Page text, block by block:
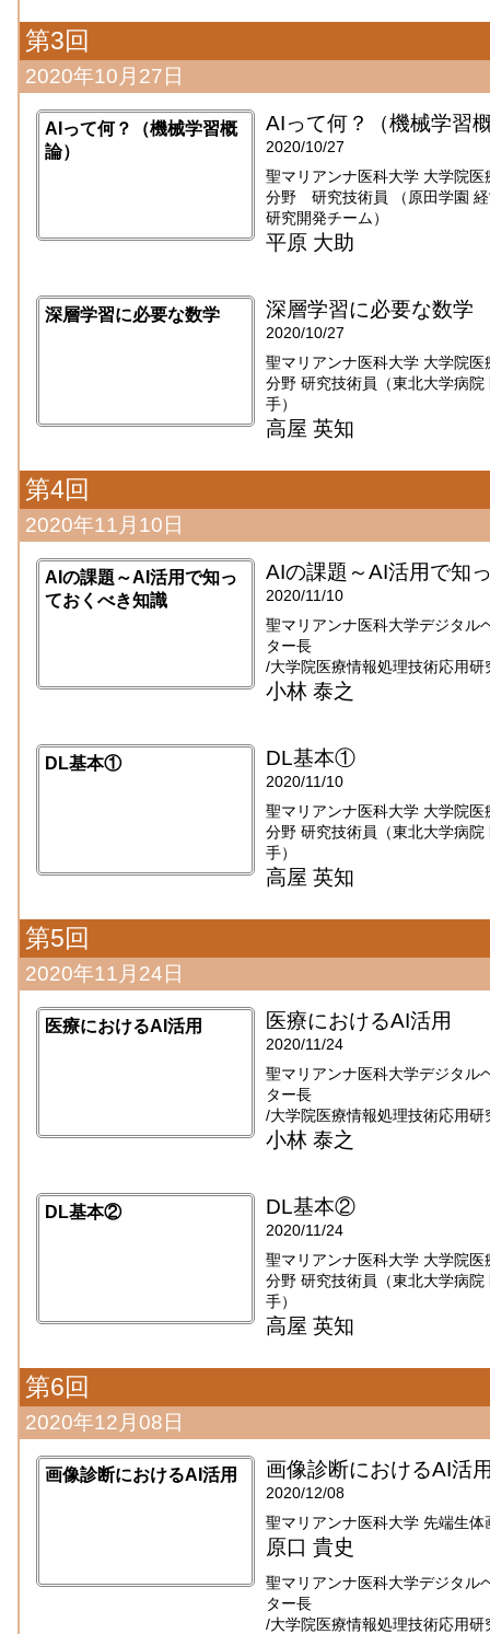
第3回
2020年10月27日
AIって何？（機械学習概
論）
AIって何？（機械学習
2020/10/27
聖マリアンナ医科大学 大学院
分野 研究技術員 （原田学園
研究開発チーム）
平原 大助
深層学習に必要な数学 深層学習に必要な数学
2020/10/27
聖マリアンナ医科大学 大学院
分野 研究技術員（東北大学病
手）
高屋 英知
第4回
2020年11月10日
AIの課題～AI活用で知っ
ておくべき知識
AIの課題～AI活用で知
2020/11/10
聖マリアンナ医科大学デジタル
ター長
/大学院医療情報処理技術応用研
小林 泰之
DL基本① DL基本①
2020/11/10
聖マリアンナ医科大学 大学院
分野 研究技術員（東北大学病
手）
高屋 英知
第5回
2020年11月24日
医療におけるAI活用 医療におけるAI活用
2020/11/24
聖マリアンナ医科大学デジタル
ター長
/大学院医療情報処理技術応用研
小林 泰之
DL基本② DL基本②
2020/11/24
聖マリアンナ医科大学 大学院
分野 研究技術員（東北大学病
手）
高屋 英知
第6回
2020年12月08日
画像診断におけるAI活用 画像診断におけるAI活
2020/12/08
聖マリアンナ医科大学 先端生
原口 貴史
聖マリアンナ医科大学デジタル
ター長
/大学院医療情報処理技術応用研